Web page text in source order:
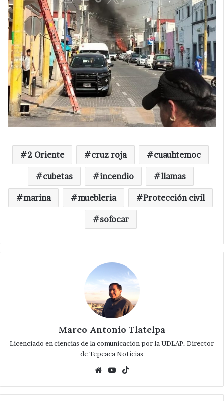
2 Oriente cruz roja cuauhtemoc
cubetas incendio llamas
marina muebleria Protección civil
sofocar
Marco Antonio Tlatelpa
Licenciado en ciencias de la comunicación por la UDLAP. Director
de Tepeaca Noticias
WebsiteYouTube